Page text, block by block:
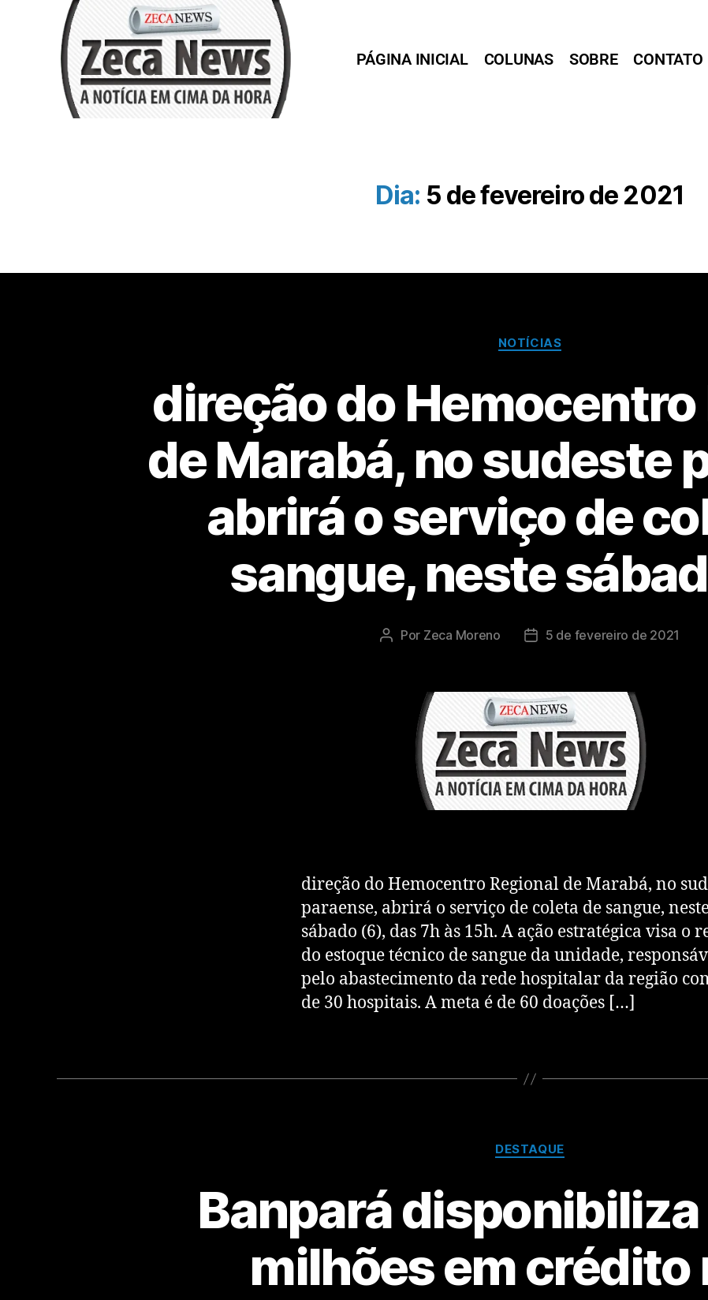
PÁGINA INICIAL COLUNAS SOBRE CONTATO
Dia: 5 de fevereiro de 2021
NOTÍCIAS
direção do Hemocentro
de Marabá, no sudeste
abrirá o serviço de
sangue, neste
Por Zeca Moreno 5 de fevereiro de 2021
direção do Hemocentro Regional de Marabá, no
paraense, abrirá o serviço de coleta de sangue,
sábado (6), das 7h às 15h. A ação estratégica visa o
do estoque técnico de sangue da unidade,
pelo abastecimento da rede hospitalar da região
de 30 hospitais. A meta é de 60 doações […]
DESTAQUE
Banpará disponibiliza
milhões em crédito